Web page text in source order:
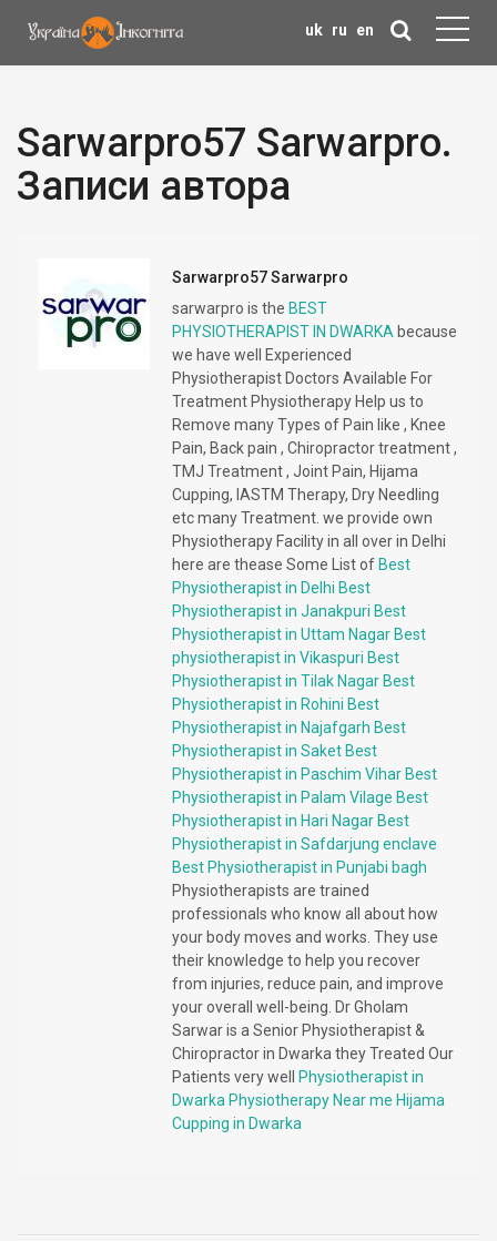
uk ru en
Sarwarpro57 Sarwarpro.
Записи автора
Sarwarpro57 Sarwarpro
sarwarpro is the BEST
PHYSIOTHERAPIST IN DWARKA because
we have well Experienced
Physiotherapist Doctors Available For
Treatment Physiotherapy Help us to
Remove many Types of Pain like , Knee
Pain, Back pain , Chiropractor treatment ,
TMJ Treatment , Joint Pain, Hijama
Cupping, IASTM Therapy, Dry Needling
etc many Treatment. we provide own
Physiotherapy Facility in all over in Delhi
here are thease Some List of Best
Physiotherapist in Delhi Best
Physiotherapist in Janakpuri Best
Physiotherapist in Uttam Nagar Best
physiotherapist in Vikaspuri Best
Physiotherapist in Tilak Nagar Best
Physiotherapist in Rohini Best
Physiotherapist in Najafgarh Best
Physiotherapist in Saket Best
Physiotherapist in Paschim Vihar Best
Physiotherapist in Palam Vilage Best
Physiotherapist in Hari Nagar Best
Physiotherapist in Safdarjung enclave
Best Physiotherapist in Punjabi bagh
Physiotherapists are trained
professionals who know all about how
your body moves and works. They use
their knowledge to help you recover
from injuries, reduce pain, and improve
your overall well-being. Dr Gholam
Sarwar is a Senior Physiotherapist &
Chiropractor in Dwarka they Treated Our
Patients very well
Physiotherapist in
Dwarka Physiotherapy Near me Hijama
Cupping in Dwarka